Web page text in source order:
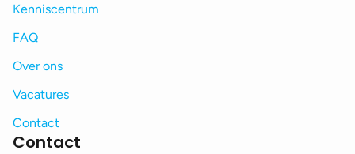
Kenniscentrum
FAQ
Over ons
Vacatures
Contact
Contact